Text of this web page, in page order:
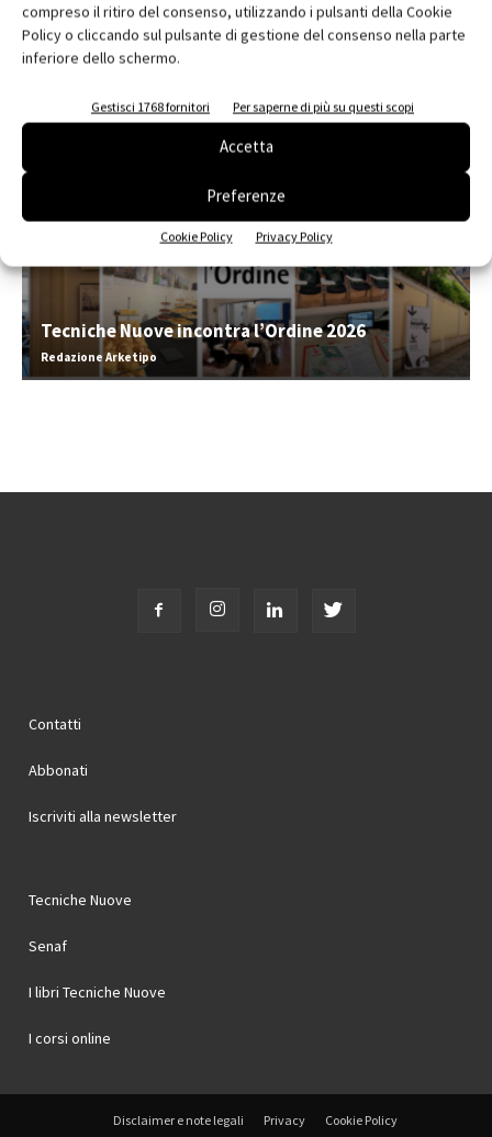
compreso il ritiro del consenso, utilizzando i pulsanti della Cookie
Policy o cliccando sul pulsante di gestione del consenso nella parte
inferiore dello schermo.
Gestisci 1768 fornitori Per saperne di più su questi scopi
Accetta
Preferenze
Cookie Policy Privacy Policy
Tecniche Nuove incontra l’Ordine 2026
Redazione Arketipo
Contatti
Abbonati
Iscriviti alla newsletter
Tecniche Nuove
Senaf
I libri Tecniche Nuove
I corsi online
Disclaimer e note legali Privacy Cookie Policy